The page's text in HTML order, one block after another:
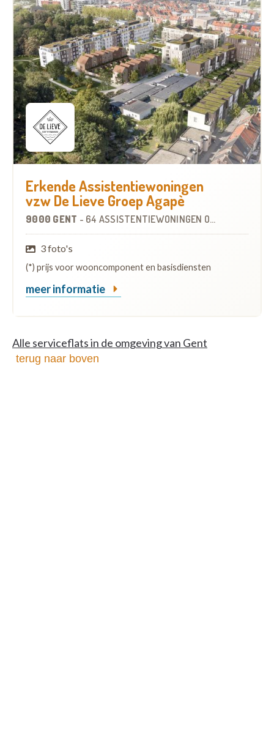
Erkende Assistentiewoningen
vzw De Lieve Groep Agapè
9000 GENT - 64 ASSISTENTIEWONINGEN OP
3 foto's
(*) prijs voor wooncomponent en basisdiensten
meer informatie
Alle serviceflats in de omgeving van Gent
terug naar boven